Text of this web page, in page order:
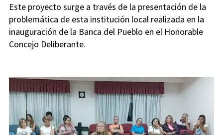
Este proyecto surge a través de la presentación de la
problemática de esta institución local realizada en la
inauguración de la Banca del Pueblo en el Honorable
Concejo Deliberante.